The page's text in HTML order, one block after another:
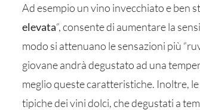
Ad esempio un vino invecchiato e ben
elevata“, consente di aumentare la
modo si attenuano le sensazioni più
giovane andrà degustato ad una
meglio queste caratteristiche. Inoltre,
tipiche dei vini dolci, che degustati a